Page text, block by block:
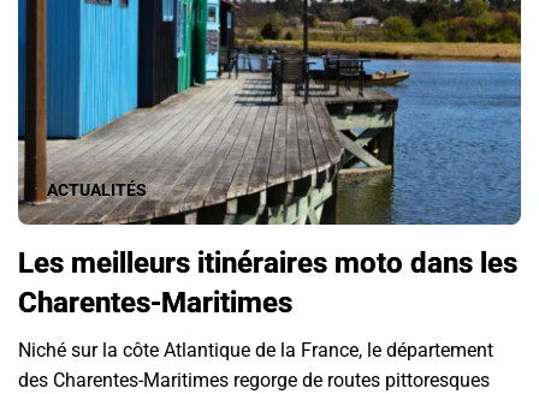
ACTUALITÉS
Les meilleurs itinéraires moto dans les
Charentes-Maritimes
Niché sur la côte Atlantique de la France, le département
des Charentes-Maritimes regorge de routes pittoresques